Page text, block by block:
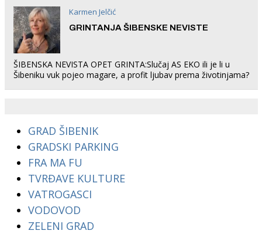
Karmen Jelčić
GRINTANJA ŠIBENSKE NEVISTE
ŠIBENSKA NEVISTA OPET GRINTA:Slučaj AS EKO ili je li u
Šibeniku vuk pojeo magare, a profit ljubav prema životinjama?
GRAD ŠIBENIK
GRADSKI PARKING
FRA MA FU
TVRĐAVE KULTURE
VATROGASCI
VODOVOD
ZELENI GRAD